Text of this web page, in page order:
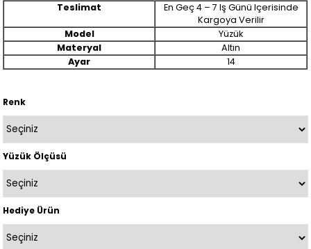
Teslimat
En Geç 4 – 7 Iş Günü Içerisinde
Kargoya Verilir
Model
Yüzük
Materyal
Altın
Ayar
14
Renk
Yüzük Ölçüsü
Hediye Ürün